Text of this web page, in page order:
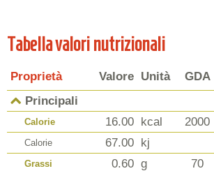
Tabella valori nutrizionali
Proprietà Valore Unità GDA
Principali
Calorie 16.00 kcal 2000
Calorie 67.00 kj
Grassi 0.60 g 70